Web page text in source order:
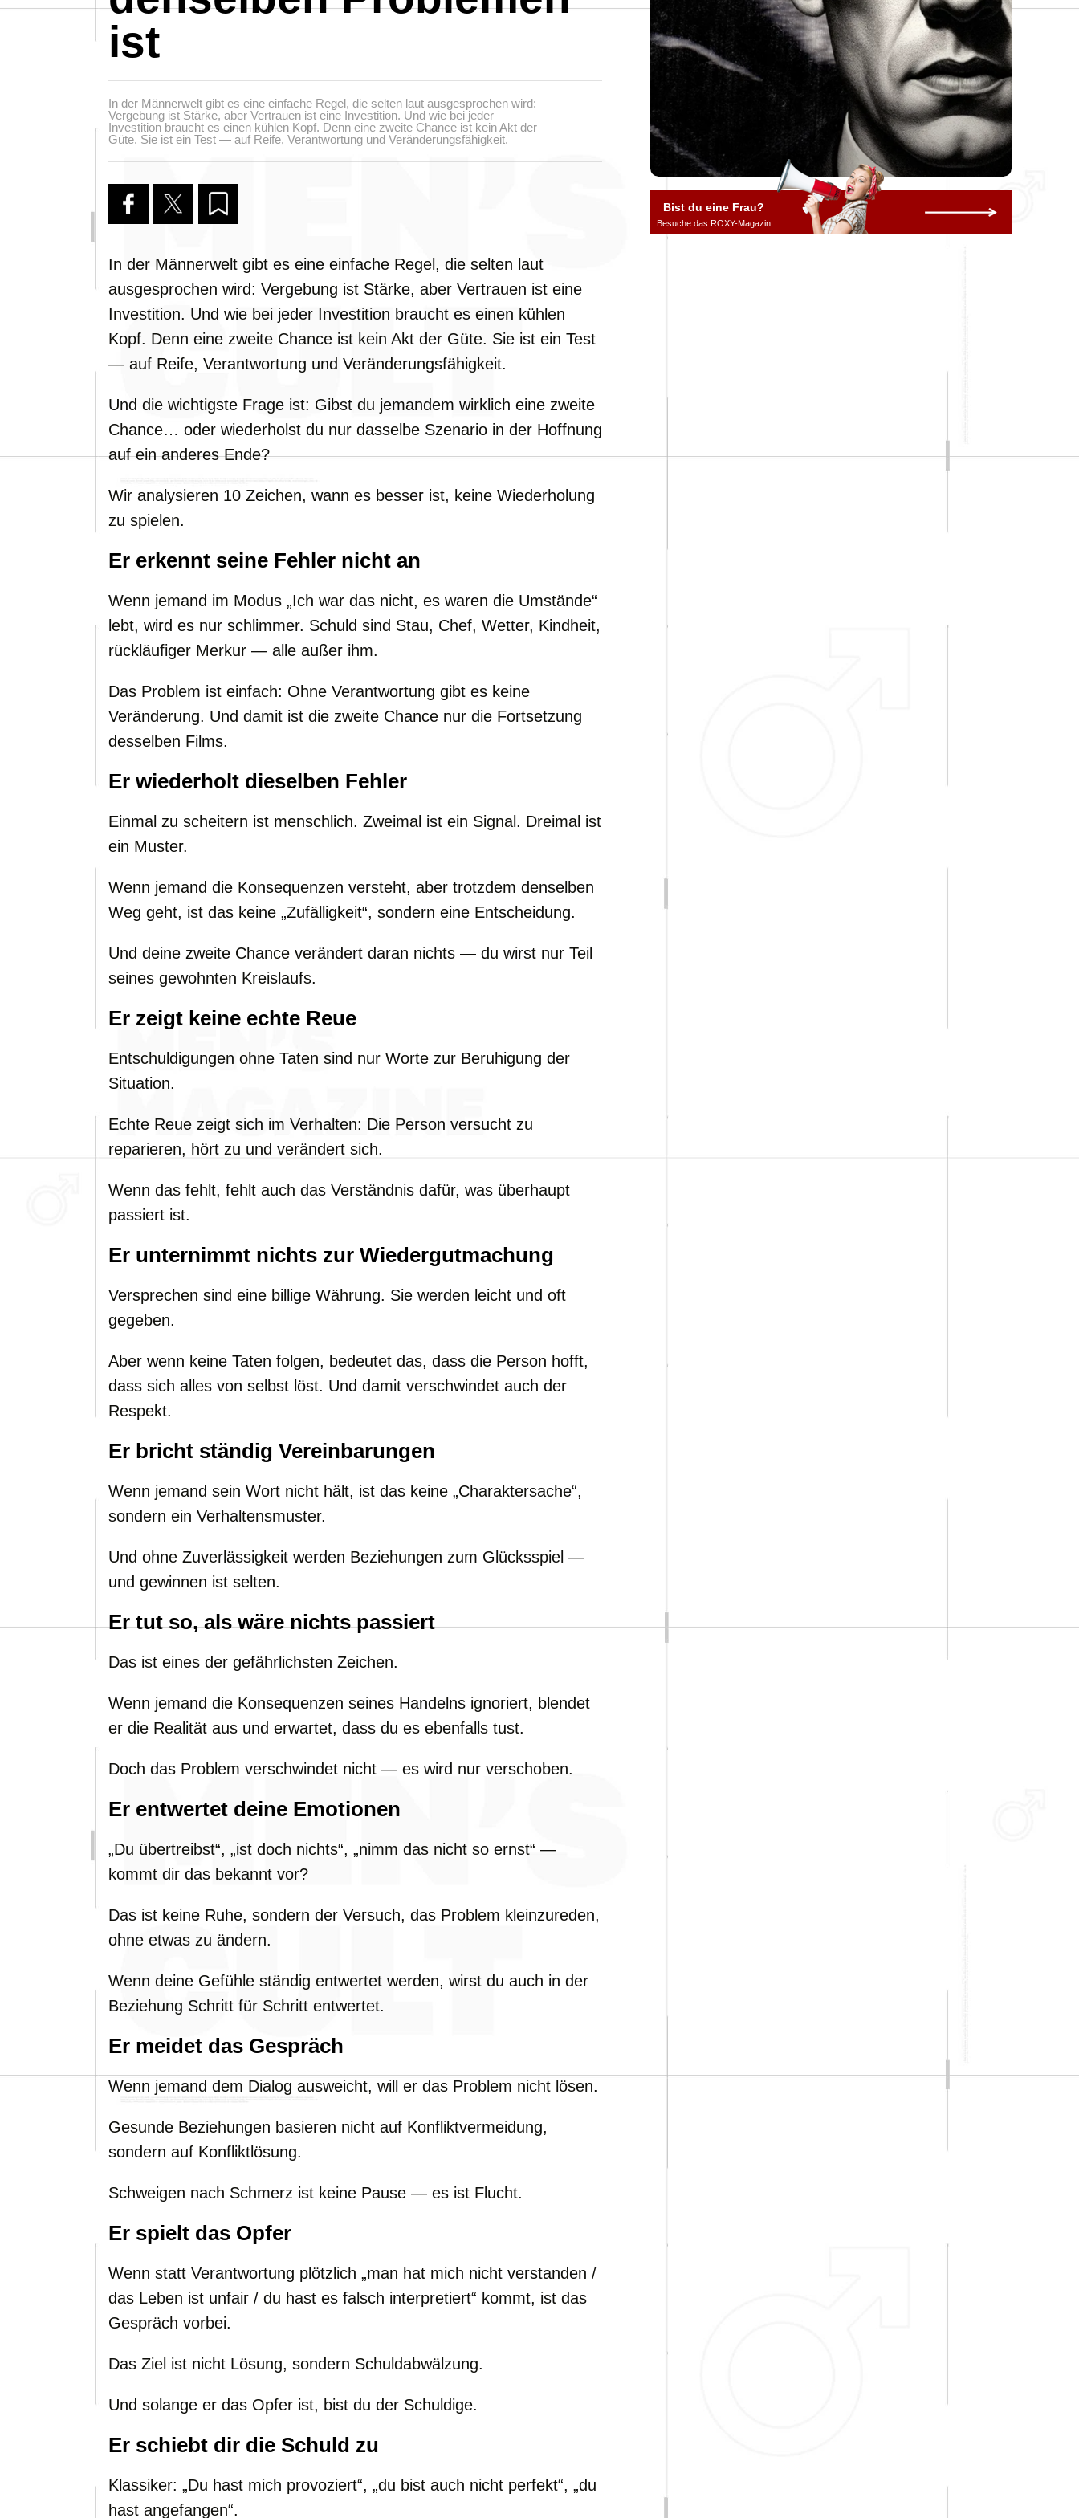
ist
In der Männerwelt gibt es eine einfache Regel, die selten laut ausgesprochen wird:
Vergebung ist Stärke, aber Vertrauen ist eine Investition. Und wie bei jeder
Investition braucht es einen kühlen Kopf. Denn eine zweite Chance ist kein Akt der
Güte. Sie ist ein Test — auf Reife, Verantwortung und Veränderungsfähigkeit.
In der Männerwelt gibt es eine einfache Regel, die selten laut
ausgesprochen wird: Vergebung ist Stärke, aber Vertrauen ist eine
Investition. Und wie bei jeder Investition braucht es einen kühlen
Kopf. Denn eine zweite Chance ist kein Akt der Güte. Sie ist ein Test
— auf Reife, Verantwortung und Veränderungsfähigkeit.
Und die wichtigste Frage ist: Gibst du jemandem wirklich eine zweite
Chance… oder wiederholst du nur dasselbe Szenario in der Hoffnung
auf ein anderes Ende?
Wir analysieren 10 Zeichen, wann es besser ist, keine Wiederholung
zu spielen.
Er erkennt seine Fehler nicht an
Wenn jemand im Modus „Ich war das nicht, es waren die Umstände“
lebt, wird es nur schlimmer. Schuld sind Stau, Chef, Wetter, Kindheit,
rückläufiger Merkur — alle außer ihm.
Das Problem ist einfach: Ohne Verantwortung gibt es keine
Veränderung. Und damit ist die zweite Chance nur die Fortsetzung
desselben Films.
Er wiederholt dieselben Fehler
Einmal zu scheitern ist menschlich. Zweimal ist ein Signal. Dreimal ist
ein Muster.
Wenn jemand die Konsequenzen versteht, aber trotzdem denselben
Weg geht, ist das keine „Zufälligkeit“, sondern eine Entscheidung.
Und deine zweite Chance verändert daran nichts — du wirst nur Teil
seines gewohnten Kreislaufs.
Er zeigt keine echte Reue
Entschuldigungen ohne Taten sind nur Worte zur Beruhigung der
Situation.
Echte Reue zeigt sich im Verhalten: Die Person versucht zu
reparieren, hört zu und verändert sich.
Wenn das fehlt, fehlt auch das Verständnis dafür, was überhaupt
passiert ist.
Er unternimmt nichts zur Wiedergutmachung
Versprechen sind eine billige Währung. Sie werden leicht und oft
gegeben.
Aber wenn keine Taten folgen, bedeutet das, dass die Person hofft,
dass sich alles von selbst löst. Und damit verschwindet auch der
Respekt.
Er bricht ständig Vereinbarungen
Wenn jemand sein Wort nicht hält, ist das keine „Charaktersache“,
sondern ein Verhaltensmuster.
Und ohne Zuverlässigkeit werden Beziehungen zum Glücksspiel —
und gewinnen ist selten.
Er tut so, als wäre nichts passiert
Das ist eines der gefährlichsten Zeichen.
Wenn jemand die Konsequenzen seines Handelns ignoriert, blendet
er die Realität aus und erwartet, dass du es ebenfalls tust.
Doch das Problem verschwindet nicht — es wird nur verschoben.
Er entwertet deine Emotionen
„Du übertreibst“, „ist doch nichts“, „nimm das nicht so ernst“ —
kommt dir das bekannt vor?
Das ist keine Ruhe, sondern der Versuch, das Problem kleinzureden,
ohne etwas zu ändern.
Wenn deine Gefühle ständig entwertet werden, wirst du auch in der
Beziehung Schritt für Schritt entwertet.
Er meidet das Gespräch
Wenn jemand dem Dialog ausweicht, will er das Problem nicht lösen.
Gesunde Beziehungen basieren nicht auf Konfliktvermeidung,
sondern auf Konfliktlösung.
Schweigen nach Schmerz ist keine Pause — es ist Flucht.
Er spielt das Opfer
Wenn statt Verantwortung plötzlich „man hat mich nicht verstanden /
das Leben ist unfair / du hast es falsch interpretiert“ kommt, ist das
Gespräch vorbei.
Das Ziel ist nicht Lösung, sondern Schuldabwälzung.
Und solange er das Opfer ist, bist du der Schuldige.
Er schiebt dir die Schuld zu
Klassiker: „Du hast mich provoziert“, „du bist auch nicht perfekt“, „du
hast angefangen“.
Bist du eine Frau?
Besuche das ROXY-Magazin